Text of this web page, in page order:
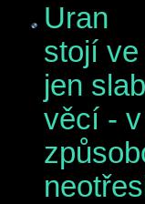
Uran
stojí
jen
věcí -